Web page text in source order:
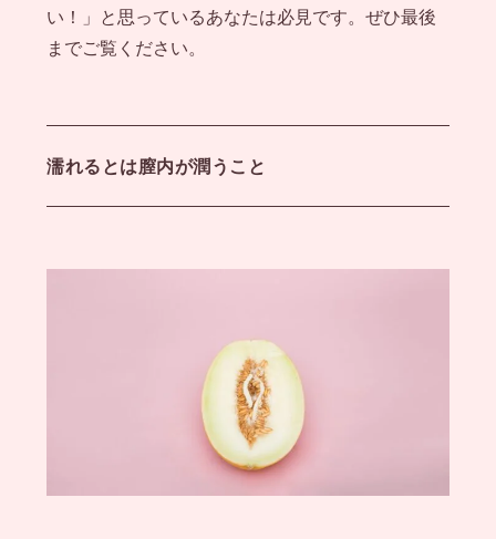
い！」と思っているあなたは必見です。ぜひ最後
までご覧ください。
濡れるとは膣内が潤うこと